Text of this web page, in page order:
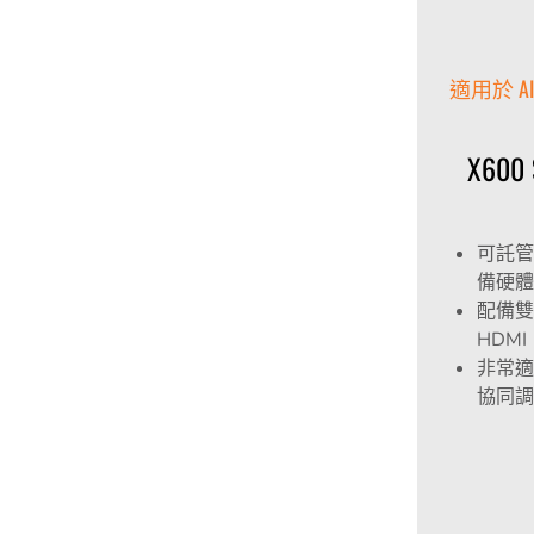
適用於
可託
備硬
配備
HDMI
非常
協同